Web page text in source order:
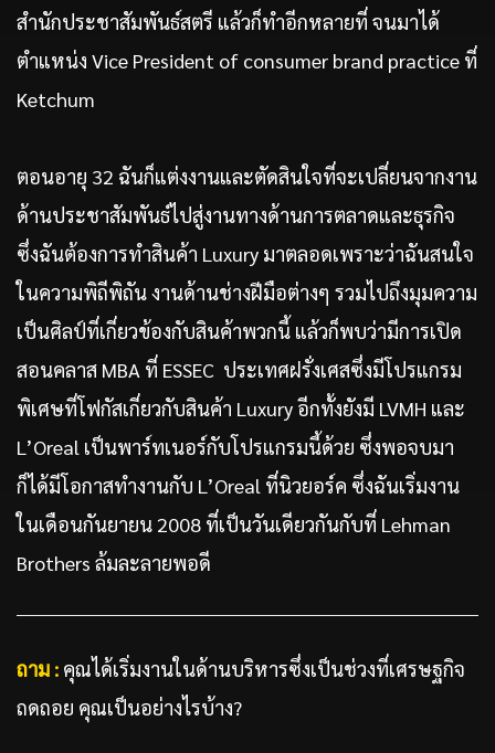
สำนักประชาสัมพันธ์สตรี แล้วก็ทำอีกหลายที่ จนมาได้
ตำแหน่ง Vice President of consumer brand practice ที่
Ketchum
ตอนอายุ 32 ฉันก็แต่งงานและตัดสินใจที่จะเปลี่ยนจากงาน
ด้านประชาสัมพันธ์ไปสู่งานทางด้านการตลาดและธุรกิจ
ซึ่งฉันต้องการทำสินค้า Luxury มาตลอดเพราะว่าฉันสนใจ
ในความพิถีพิถัน งานด้านช่างฝีมือต่างๆ รวมไปถึงมุมความ
เป็นศิลป์ที่เกี่ยวข้องกับสินค้าพวกนี้ แล้วก็พบว่ามีการเปิด
สอนคลาส MBA ที่ ESSEC ประเทศฝรั่งเศสซึ่งมีโปรแกรม
พิเศษที่โฟกัสเกี่ยวกับสินค้า Luxury อีกทั้งยังมี LVMH และ
L’Oreal เป็นพาร์ทเนอร์กับโปรแกรมนี้ด้วย ซึ่งพอจบมา
ก็ได้มีโอกาสทำงานกับ L’Oreal ที่นิวยอร์ค ซึ่งฉันเริ่มงาน
ในเดือนกันยายน 2008 ที่เป็นวันเดียวกันกับที่ Lehman
Brothers ล้มละลายพอดี
ถาม : คุณได้เริ่มงานในด้านบริหารซึ่งเป็นช่วงที่เศรษฐกิจ
ถดถอย คุณเป็นอย่างไรบ้าง?